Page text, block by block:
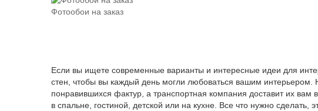
Фотообои на заказ
Если вы ищете современные варианты и интересные идеи для
стен, чтобы вы каждый день могли любоваться вашим
понравившихся фактур, а транспортная компания доставит их вам
в спальне, гостиной, детской или на кухне. Все что нужно